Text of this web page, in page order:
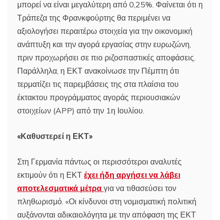
μπορεί να είναι μεγαλύτερη από 0,25%. Φαίνεται ότι η
Τράπεζα της Φρανκφούρτης θα περιμένει να
αξιολογήσει περαιτέρω στοιχεία για την οικονομική
ανάπτυξη και την αγορά εργασίας στην ευρωζώνη,
πριν προχωρήσει σε πιο ριζοσπαστικές αποφάσεις.
Παράλληλα, η ΕΚΤ ανακοίνωσε την Πέμπτη ότι
τερματίζει τις παρεμβάσεις της στα πλαίσια του
έκτακτου προγράμματος αγοράς περιουσιακών
στοιχείων (APP) από την 1η Ιουλίου.
«Καθυστερεί η ΕΚΤ»
Στη Γερμανία πάντως οι περισσότεροι αναλυτές
εκτιμούν ότι η ΕΚΤ έχει ήδη αργήσει να λάβει
αποτελεσματικά μέτρα για να τιθασεύσει τον
πληθωρισμό. «Οι κίνδυνοι στη νομισματική πολιτική
αυξάνονται αδικαιολόγητα με την απόφαση της ΕΚΤ